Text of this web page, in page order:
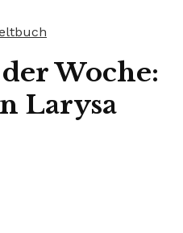
Woche:
Larysa